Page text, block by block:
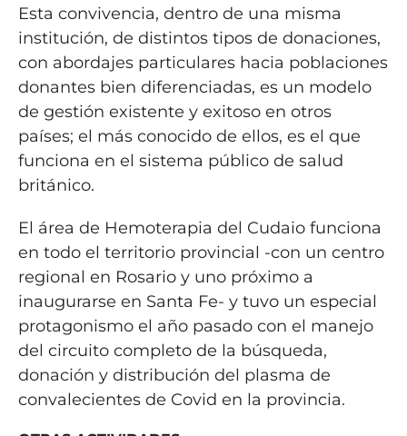
Esta convivencia, dentro de una misma
institución, de distintos tipos de donaciones,
con abordajes particulares hacia poblaciones
donantes bien diferenciadas, es un modelo
de gestión existente y exitoso en otros
países; el más conocido de ellos, es el que
funciona en el sistema público de salud
británico.
El área de Hemoterapia del Cudaio funciona
en todo el territorio provincial -con un centro
regional en Rosario y uno próximo a
inaugurarse en Santa Fe- y tuvo un especial
protagonismo el año pasado con el manejo
del circuito completo de la búsqueda,
donación y distribución del plasma de
convalecientes de Covid en la provincia.